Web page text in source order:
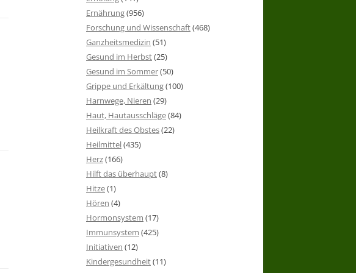
Ernährung(956)
Forschung und Wissenschaft(468)
Ganzheitsmedizin (51)
Gesund im Herbst(25)
Gesund im Sommer(50)
Grippe und Erkältung(100)
Harnwege, Nieren (29)
Haut, Hautausschläge(84)
Heilkraft des Obstes(22)
Heilmittel(435)
Herz(166)
Hilft das überhaupt(8)
Hitze(1)
Hören (4)
Hormonsystem (17)
Immunsystem (425)
Initiativen (12)
Kindergesundheit(11)